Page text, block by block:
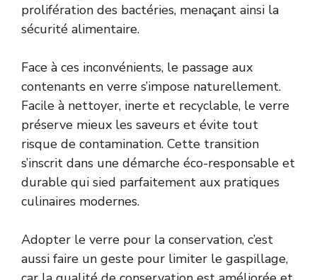
prolifération des bactéries, menaçant ainsi la
sécurité alimentaire.
Face à ces inconvénients, le passage aux
contenants en verre s’impose naturellement.
Facile à nettoyer, inerte et recyclable, le verre
préserve mieux les saveurs et évite tout
risque de contamination. Cette transition
s’inscrit dans une démarche éco-responsable et
durable qui sied parfaitement aux pratiques
culinaires modernes.
Adopter le verre pour la conservation, c’est
aussi faire un geste pour limiter le gaspillage,